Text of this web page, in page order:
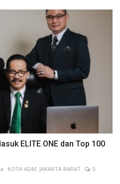
ELITE ONE dan Top 100
KOTA ADM. JAKARTA BARAT
0